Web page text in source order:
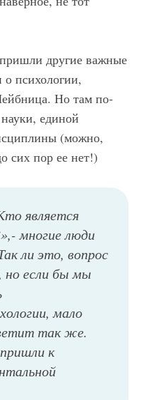
другие важные
психологии,
Но там по-
единой
(можно,
сих пор ее нет!)
является
многие люди
ли это, вопрос
но если бы мы
мало
так же.
к